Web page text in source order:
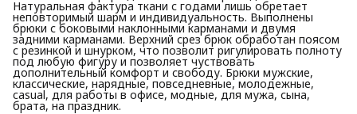
Натуральная фактура ткани с годами лишь обретает
неповторимый шарм и индивидуальность. Выполнены
брюки с боковыми наклонными карманами и двумя
задними карманами. Верхний срез брюк обработан поясом
с резинкой и шнурком, что позволит ригулировать полноту
под любую фигуру и позволяет чуствовать
дополнительный комфорт и свободу. Брюки мужские,
классические, нарядные, повседневные, молодежные,
casual, для работы в офисе, модные, для мужа, сына,
брата, на праздник.